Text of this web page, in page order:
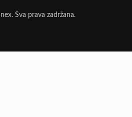
Sva prava zadržana.